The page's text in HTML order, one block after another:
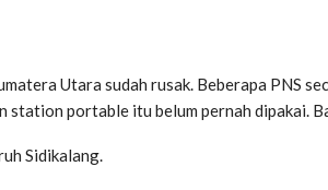
Utara sudah rusak. Beberapa PNS
portable itu belum pernah dipakai.
Sidikalang.